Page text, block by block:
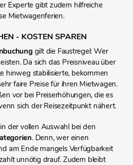
Experte gibt zudem hilfreiche
Mietwagenferien.
- KOSTEN SPAREN
gilt die Faustregel: Wer
Da sich das Preisniveau über
hinweg stabilisierte, bekommen
faire Preise für ihren Mietwagen.
vor bei Preiserhöhungen, die es
sich der Reisezeitpunkt nähert.
der vollen Auswahl bei den
. Denn, wer einen
am Ende mangels Verfügbarkeit
unnötig drauf. Zudem bleibt